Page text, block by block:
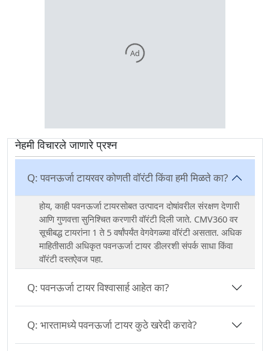
Ad
नेहमी विचारले जाणारे प्रश्न
Q: पवनऊर्जा टायरवर कोणती वॉरंटी किंवा हमी मिळते का?
होय, काही पवनऊर्जा टायरसोबत उत्पादन दोषांवरील संरक्षण देणारी
आणि गुणवत्ता सुनिश्चित करणारी वॉरंटी दिली जाते. CMV360 वर
सूचीबद्ध टायरांना 1 ते 5 वर्षांपर्यंत वेगवेगळ्या वॉरंटी असतात. अधिक
माहितीसाठी अधिकृत पवनऊर्जा टायर डीलरशी संपर्क साधा किंवा
वॉरंटी दस्तऐवज पहा.
Q: पवनऊर्जा टायर विश्वासार्ह आहेत का?
Q: भारतामध्ये पवनऊर्जा टायर कुठे खरेदी करावे?